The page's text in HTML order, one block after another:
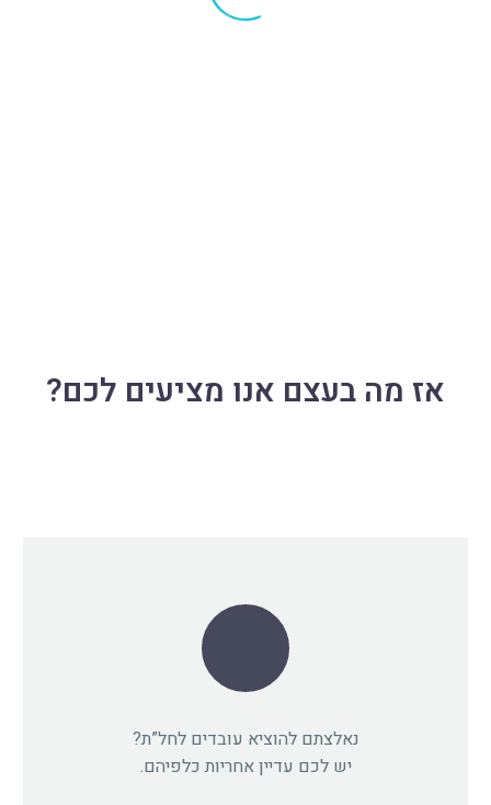
אז מה בעצם אנו מציעים לכם?
נאלצתם להוציא עובדים לחל”ת?
יש לכם עדיין אחריות כלפיהם.